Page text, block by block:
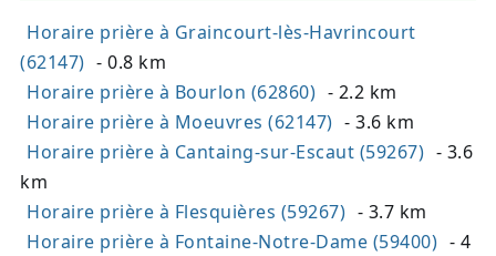
Horaire prière à Graincourt-lès-Havrincourt
(62147) - 0.8 km
Horaire prière à Bourlon (62860) - 2.2 km
Horaire prière à Moeuvres (62147) - 3.6 km
Horaire prière à Cantaing-sur-Escaut (59267) - 3.6
km
Horaire prière à Flesquières (59267) - 3.7 km
Horaire prière à Fontaine-Notre-Dame (59400) - 4